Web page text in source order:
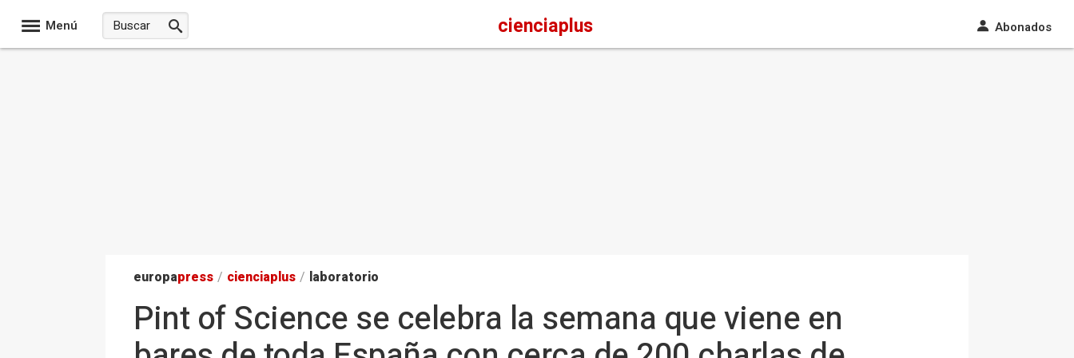
Menú cienciaplus Abonados
europapress / cienciaplus / laboratorio
Pint of Science se celebra la semana que viene en